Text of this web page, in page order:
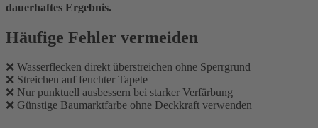
dauerhaftes Ergebnis.
Häufige Fehler vermeiden
❌ Wasserflecken direkt überstreichen ohne Sperrgrund
❌ Streichen auf feuchter Tapete
❌ Nur punktuell ausbessern bei starker Verfärbung
❌ Günstige Baumarktfarbe ohne Deckkraft verwenden